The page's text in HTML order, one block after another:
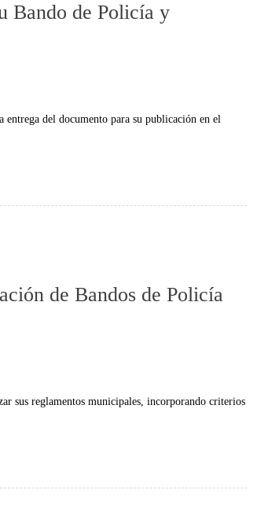
Bando de Policía y
del documento para su publicación en el
de Bandos de Policía
sus reglamentos municipales, incorporando criterios